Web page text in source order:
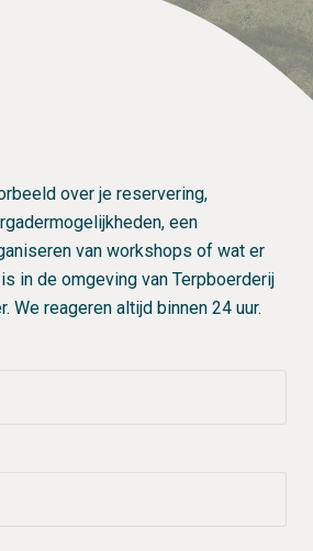
over je reservering,
een
van workshops of wat er
in de omgeving van Terpboerderij
We reageren altijd binnen 24 uur.